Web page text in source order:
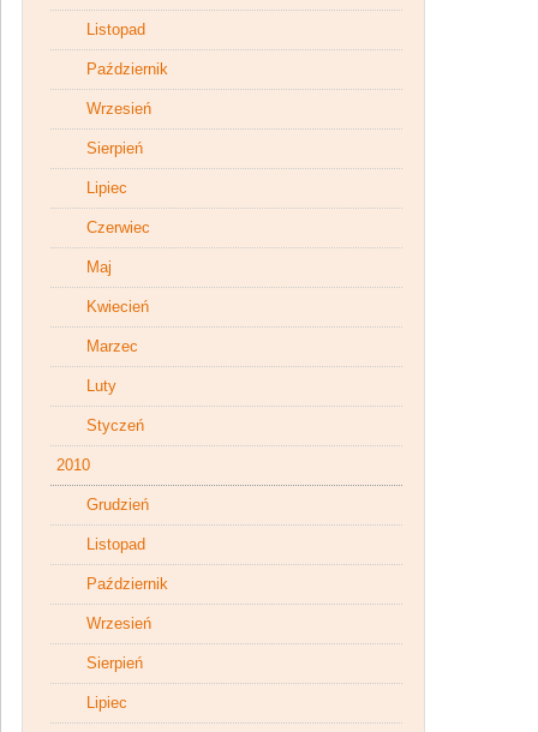
Listopad
Październik
Wrzesień
Sierpień
Lipiec
Czerwiec
Maj
Kwiecień
Marzec
Luty
Styczeń
2010
Grudzień
Listopad
Październik
Wrzesień
Sierpień
Lipiec